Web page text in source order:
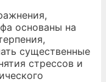
основаны на
существенные
стрессов и